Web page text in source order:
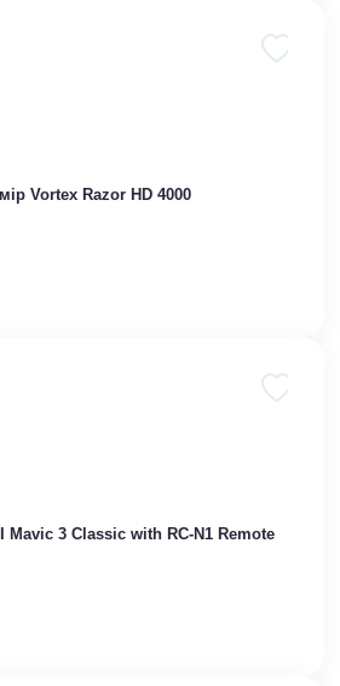
Vortex Razor HD 4000
Mavic 3 Classic with RC-N1 Remote